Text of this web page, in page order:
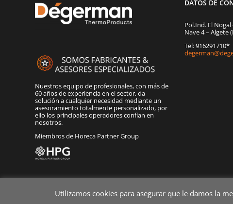
Nuestros equipo de profesionales, con más de
60 años de experiencia en el sector, da
solución a cualquier necesidad mediante un
asesoramiento totalmente personalizado, por
ello los principales operadores confían en
nosotros.
Miembros de Horeca Partner Group
DATOS DE
Pol.Ind. El
Nave 4 – Algete
Tel: 916291710*
Copyright 2020 Dégerman Todos los derechos reservados
Utilizamos cookies para asegurar que le damos la